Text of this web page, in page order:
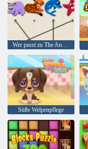
Wer passt zu The Animal
Süße Welpenpflege